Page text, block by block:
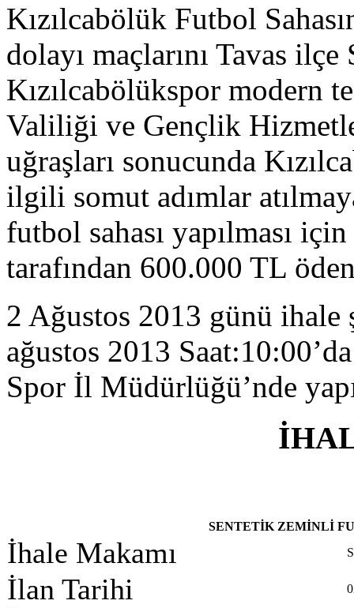
Kızılcabölük Futbol
dolayı maçlarını Tavas
Kızılcabölükspor modern
Valiliği ve Gençlik
uğraşları sonucunda
ilgili somut adımlar
futbol sahası yapılması
tarafından 600.000 TL
2 Ağustos 2013 günü
ağustos 2013
Spor İl Müdürlüğü’nde
SENTETİK ZEMİNLİ
İhale Makamı
İlan Tarihi